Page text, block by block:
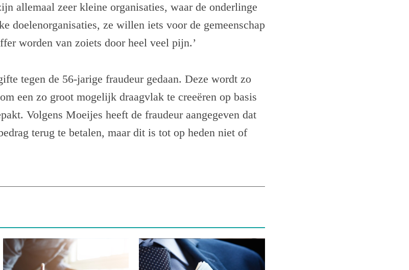
allemaal zeer kleine organisaties, waar de onderlinge
doelenorganisaties, ze willen iets voor de gemeenschap
worden van zoiets door heel veel pijn.’
tegen de 56-jarige fraudeur gedaan. Deze wordt zo
een zo groot mogelijk draagvlak te creeëren op basis
Volgens Moeijes heeft de fraudeur aangegeven dat
terug te betalen, maar dit is tot op heden niet of